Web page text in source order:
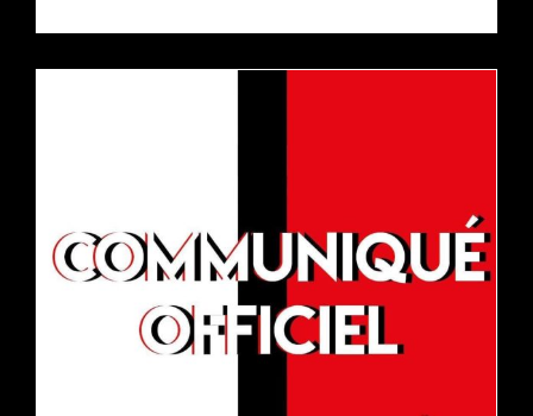
Le club a décidé de se séparer de son meneur
Américain Tyler Laser
actualités pro b